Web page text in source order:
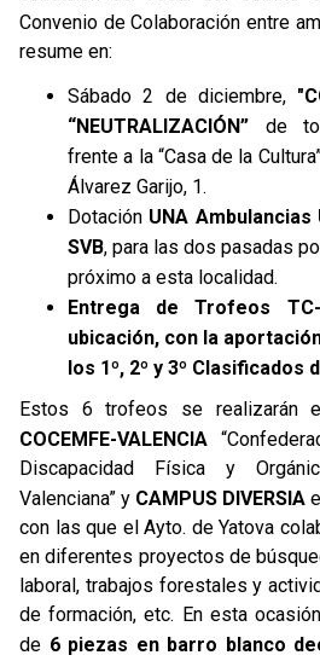
Convenio de Colaboración entre
resume en:
Sábado 2 de diciembre,
“NEUTRALIZACIÓN” de
frente a la “Casa de la
Álvarez Garijo, 1.
Dotación UNA Ambulancias
SVB, para las dos pasadas
próximo a esta localidad.
Entrega de Trofeos
ubicación, con la
los 1º, 2º y 3º Clasificados
Estos 6 trofeos se realizarán
COCEMFE-VALENCIA
Discapacidad Física y
Valenciana” y CAMPUS DIVERSIA
con las que el Ayto. de Yatova
en diferentes proyectos de
laboral, trabajos forestales y
de formación, etc. En esta
de 6 piezas en barro blanco